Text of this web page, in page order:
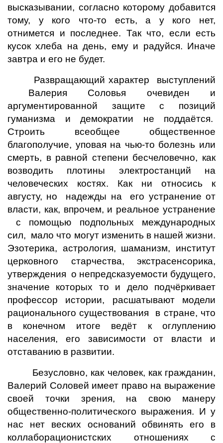
высказывании, согласно которому добавится
тому, у кого что-то есть, а у кого нет,
отнимется и последнее. Так что, если есть
кусок хлеба на день, ему и радуйся. Иначе
завтра и его не будет.
Развращающий характер выступлений
Валерия Соловья очевиден и
аргументированной защите с позиций
гуманизма и демократии не поддаётся.
Строить всеобщее общественное
благополучие, уповая на чью-то болезнь или
смерть, в равной степени бесчеловечно, как
возводить плотины электростанций на
человеческих костях. Как ни относись к
августу, но надежды на его устранение от
власти, как, впрочем, и реальное устранение
с помощью подпольных международных
сил, мало что могут изменить в нашей жизни.
Эзотерика, астрология, шаманизм, институт
церковного старчества, экстрасенсорика,
утверждения о непредсказуемости будущего,
значение которых то и дело подчёркивает
профессор истории, расшатывают модели
рационального существования в стране, что
в конечном итоге ведёт к оглуплению
населения, его зависимости от власти и
отставанию в развитии.
Безусловно, как человек, как гражданин,
Валерий Соловей имеет право на выражение
своей точки зрения, на свою манеру
общественно-политического выражения. И у
нас нет веских оснований обвинять его в
коллаборационистских отношениях с